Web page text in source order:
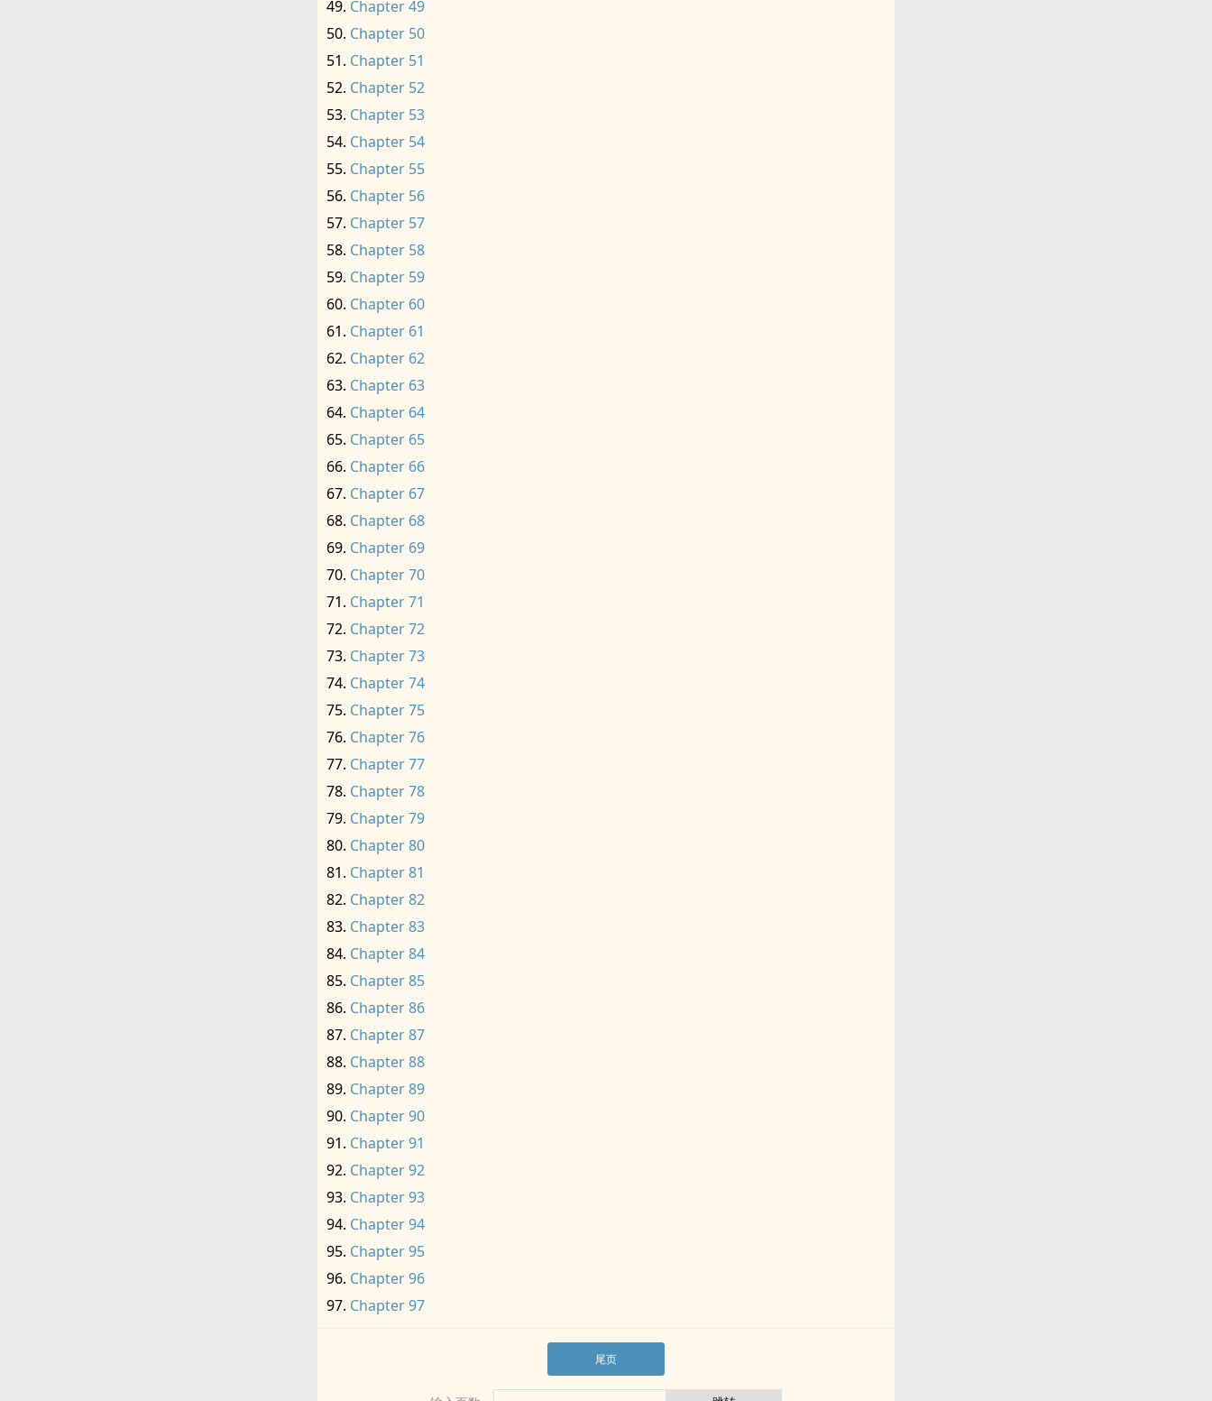
Chapter 49
Chapter 50
Chapter 51
Chapter 52
Chapter 53
Chapter 54
Chapter 55
Chapter 56
Chapter 57
Chapter 58
Chapter 59
Chapter 60
Chapter 61
Chapter 62
Chapter 63
Chapter 64
Chapter 65
Chapter 66
Chapter 67
Chapter 68
Chapter 69
Chapter 70
Chapter 71
Chapter 72
Chapter 73
Chapter 74
Chapter 75
Chapter 76
Chapter 77
Chapter 78
Chapter 79
Chapter 80
Chapter 81
Chapter 82
Chapter 83
Chapter 84
Chapter 85
Chapter 86
Chapter 87
Chapter 88
Chapter 89
Chapter 90
Chapter 91
Chapter 92
Chapter 93
Chapter 94
Chapter 95
Chapter 96
Chapter 97
尾页